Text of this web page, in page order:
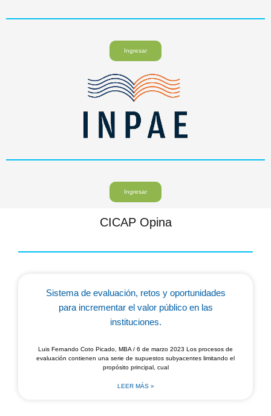
Ingresar
Ingresar
CICAP Opina
Sistema de evaluación, retos y oportunidades
para incrementar el valor público en las
instituciones.
Luis Fernando Coto Picado, MBA / 6 de marzo 2023 Los procesos de
evaluación contienen una serie de supuestos subyacentes limitando el
propósito principal, cual
LEER MÁS »